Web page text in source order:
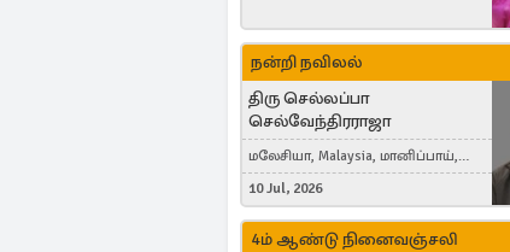
நன்றி நவிலல்
திரு செல்லப்பா
செல்வேந்திரராஜா
மலேசியா, Malaysia, மானிப்பாய்,
Duisburg, Germany, London, United
Kingdom
10 Jul, 2026
4ம் ஆண்டு நினைவஞ்சலி